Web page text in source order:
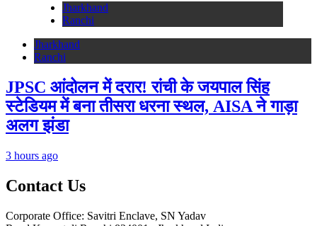
Jharkhand
Ranchi
Jharkhand
Ranchi
JPSC आंदोलन में दरार! रांची के जयपाल सिंह
स्टेडियम में बना तीसरा धरना स्थल, AISA ने गाड़ा
अलग झंडा
3 hours ago
Contact Us
Corporate Office: Savitri Enclave, SN Yadav